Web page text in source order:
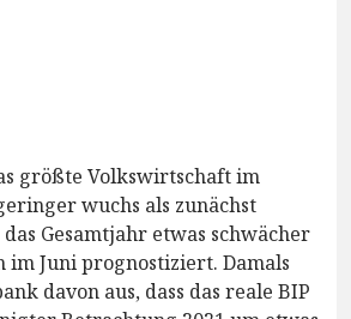
größte Volkswirtschaft im
wuchs als zunächst
Gesamtjahr etwas schwächer
im Juni prognostiziert. Damals
davon aus, dass das reale BIP